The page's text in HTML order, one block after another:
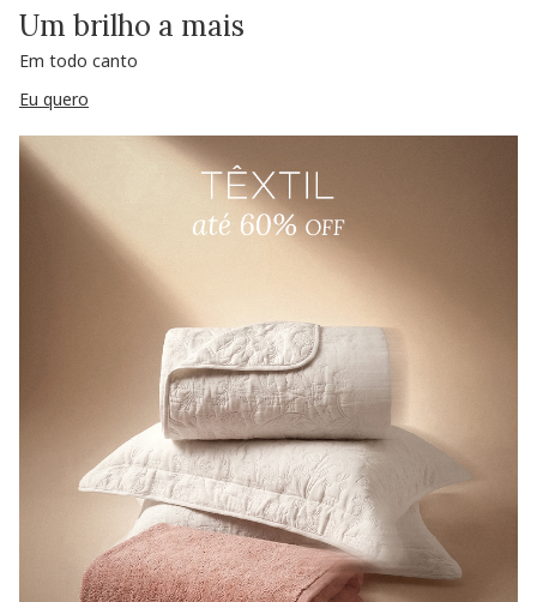
Um brilho a mais
Em todo canto
Eu quero